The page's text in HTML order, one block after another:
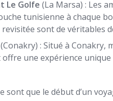
Le Golfe (La Marsa) : Les
tunisienne à chaque
sont de véritables
(Conakry) : Situé à
une expérience
sont que le début d’un